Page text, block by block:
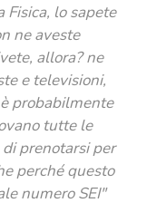
Fisica, lo sapete
ne aveste
allora? ne
e televisioni,
probabilmente
tutte le
prenotarsi per
perché questo
numero SEI"